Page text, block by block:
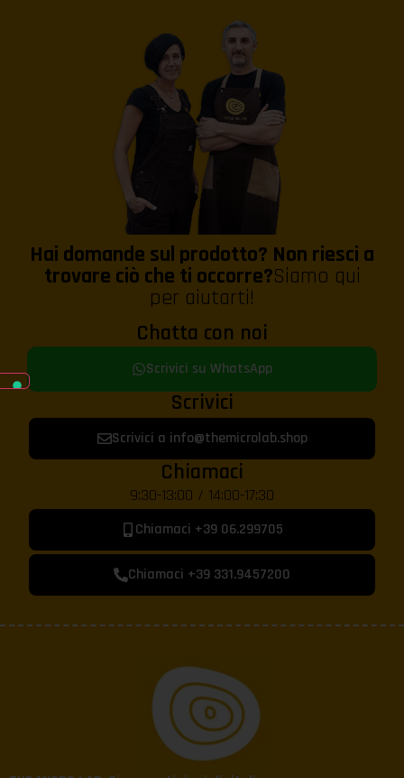
Hai domande sul prodotto? Non riesci a
trovare ciò che ti occorre?Siamo qui
per aiutarti!
Chatta con noi
Scrivici su WhatsApp
Scrivici
Scrivici a info@themicrolab.shop
Chiamaci
9:30-13:00 / 14:00-17:30
Chiamaci +39 06.299705
Chiamaci +39 331.9457200